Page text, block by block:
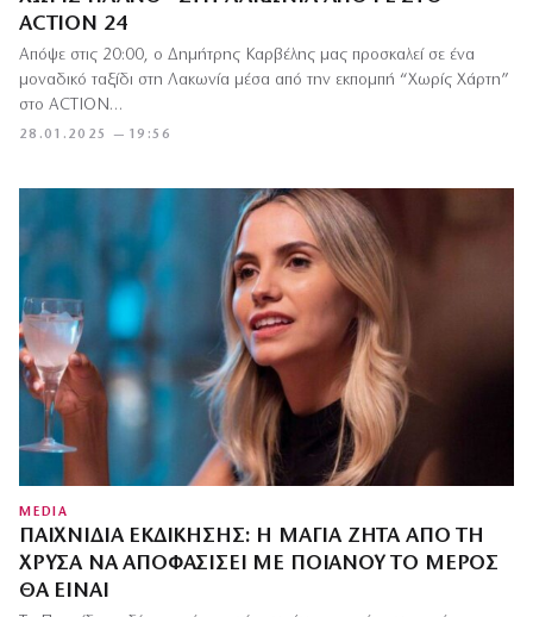
ACTION 24
28.01.2025 — 19:56
Απόψε στις 20:00, ο Δημήτρης Καρβέλης μας προσκαλεί σε ένα
μοναδικό ταξίδι στη Λακωνία μέσα από την εκπομπή “Χωρίς Χάρτη”
στο ACTION…
MEDIA
ΠΑΙΧΝΊΔΙΑ ΕΚΔΊΚΗΣΗΣ: Η ΜΆΓΙΑ ΖΗΤΆ ΑΠΌ ΤΗ
ΧΡΎΣΑ ΝΑ ΑΠΟΦΑΣΊΣΕΙ ΜΕ ΠΟΙΑΝΟΎ ΤΟ ΜΈΡΟΣ
ΘΑ ΕΊΝΑΙ